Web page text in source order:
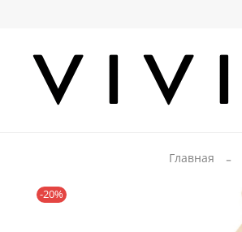
Главная
-20%